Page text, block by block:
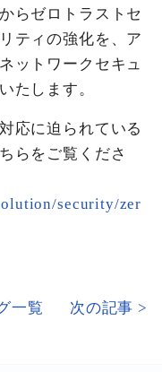
らゼロトラストセ
ティの強化を、ア
ットワークセキュ
たします。
応に迫られている
らをご覧くださ
security/zer
⼀覧 次の記事 >